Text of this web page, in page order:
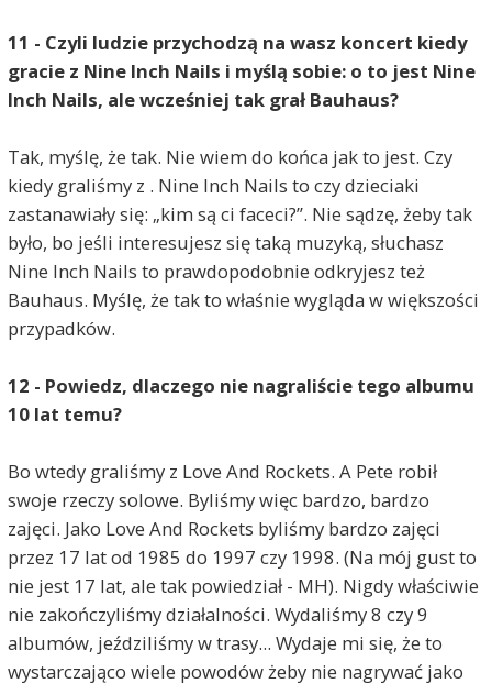
11 - Czyli ludzie przychodzą na wasz koncert kiedy
gracie z Nine Inch Nails i myślą sobie: o to jest Nine
Inch Nails, ale wcześniej tak grał Bauhaus?
Tak, myślę, że tak. Nie wiem do końca jak to jest. Czy
kiedy graliśmy z . Nine Inch Nails to czy dzieciaki
zastanawiały się: „kim są ci faceci?”. Nie sądzę, żeby tak
było, bo jeśli interesujesz się taką muzyką, słuchasz
Nine Inch Nails to prawdopodobnie odkryjesz też
Bauhaus. Myślę, że tak to właśnie wygląda w większości
przypadków.
12 - Powiedz, dlaczego nie nagraliście tego albumu
10 lat temu?
Bo wtedy graliśmy z Love And Rockets. A Pete robił
swoje rzeczy solowe. Byliśmy więc bardzo, bardzo
zajęci. Jako Love And Rockets byliśmy bardzo zajęci
przez 17 lat od 1985 do 1997 czy 1998. (Na mój gust to
nie jest 17 lat, ale tak powiedział - MH). Nigdy właściwie
nie zakończyliśmy działalności. Wydaliśmy 8 czy 9
albumów, jeździliśmy w trasy... Wydaje mi się, że to
wystarczająco wiele powodów żeby nie nagrywać jako